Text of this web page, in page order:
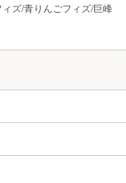
ズ/青りんごフィズ/巨峰